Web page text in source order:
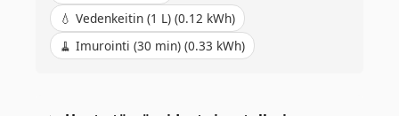
💧 Vedenkeitin (1 L) (0.12 kWh)
🧹 Imurointi (30 min) (0.33 kWh)